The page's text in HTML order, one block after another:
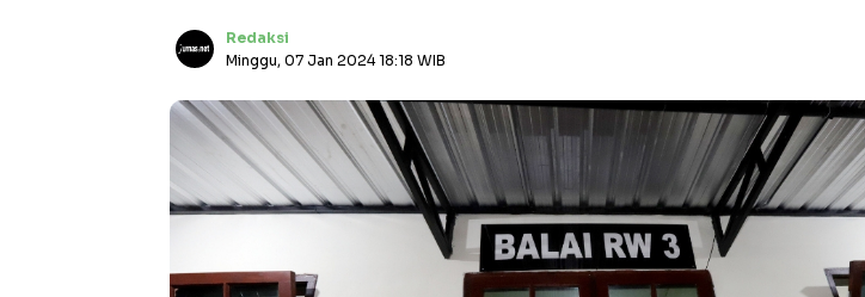
Redaksi
Minggu, 07 Jan 2024 18:18 WIB